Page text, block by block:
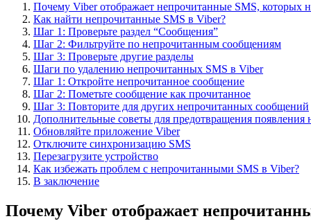
Почему Viber отображает непрочитанные SMS, которых
Как найти непрочитанные SMS в Viber?
Шаг 1: Проверьте раздел “Сообщения”
Шаг 2: Фильтруйте по непрочитанным сообщениям
Шаг 3: Проверьте другие разделы
Шаги по удалению непрочитанных SMS в Viber
Шаг 1: Откройте непрочитанное сообщение
Шаг 2: Пометьте сообщение как прочитанное
Шаг 3: Повторите для других непрочитанных сообщений
Дополнительные советы для предотвращения
Обновляйте приложение Viber
Отключите синхронизацию SMS
Перезагрузите устройство
Как избежать проблем с непрочитанными SMS в Viber?
В заключение
Почему Viber отображает